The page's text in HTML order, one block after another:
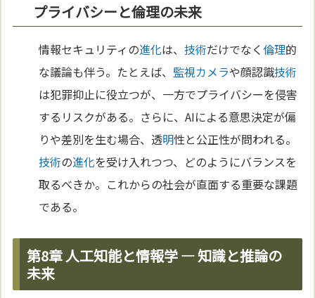
プライバシーと倫理の未来
情報セキュリティの進化は、技術だけでなく倫理的
な議論も伴う。たとえば、 監視カメラや顔認識技術
は犯罪抑止に役立つが、一方でプライバシーを侵害
するリスクがある。さらに、AIによる意思決定が偏
りや差別を生む場合、透明性と公正性が問われる。
技術の進化を受け入れつつ、どのようにバランスを
取るべきか。これからの社会が直面する重要な課題
である。
第8章 人工知能と情報学 — 知識と推論の
未来